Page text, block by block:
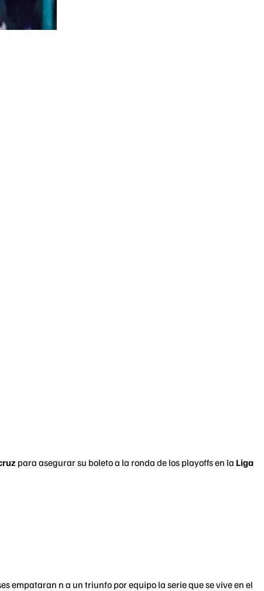
para asegurar su boleto a la ronda de los playoffs en la Liga
empataran n a un triunfo por equipo la serie que se vive en el